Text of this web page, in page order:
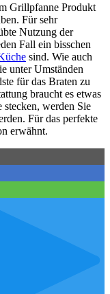
Grillpfanne Produkt
Für sehr
Nutzung der
Fall ein bisschen
sind. Wie auch
unter Umständen
für das Braten zu
braucht es etwas
werden Sie
Für das perfekte
erwähnt.